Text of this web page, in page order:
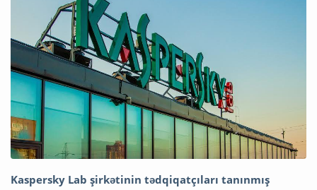
Kaspersky Lab şirkətinin tədqiqatçıları tanınmış